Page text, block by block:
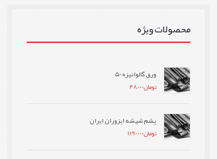
محصولات ویژه
ورق گالوانیزه 50
تومان48,000
پشم شیشه ایزوران ایران
تومان1,190,000